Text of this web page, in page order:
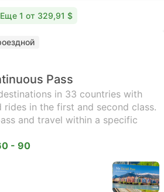
Еще 1 от 329,91 $
Pass
in 33 countries with
rides in the first and second class.
and travel within a specific
- 90